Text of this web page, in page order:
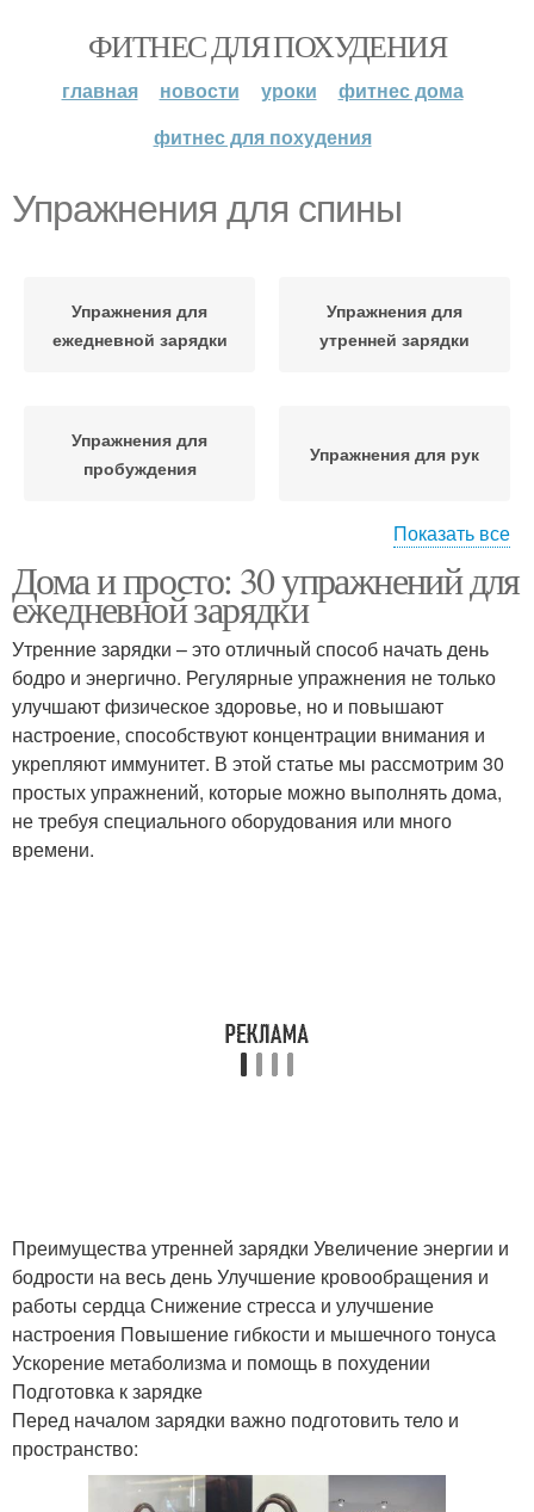
ФИТНЕС ДЛЯ ПОХУДЕНИЯ
главная новости уроки
фитнес дома
фитнес для похудения
Упражнения для спины
Упражнения для
ежедневной зарядки
Упражнения для
утренней зарядки
Упражнения для
пробуждения
Упражнения для рук
Упражнения для пресса Простые упражнения
Упражнения для
зарядки
Упражнения из списка
Упражнения для живота
Жир на спине Жир со спины
фитнес упражнения
Упражнения для
лопаток
Показать все
Дома и просто: 30 упражнений для
ежедневной зарядки
Утренние зарядки – это отличный способ начать день
бодро и энергично. Регулярные упражнения не только
улучшают физическое здоровье, но и повышают
настроение, способствуют концентрации внимания и
укрепляют иммунитет. В этой статье мы рассмотрим 30
простых упражнений, которые можно выполнять дома,
не требуя специального оборудования или много
времени.
Преимущества утренней зарядки Увеличение энергии и
бодрости на весь день Улучшение кровообращения и
работы сердца Снижение стресса и улучшение
настроения Повышение гибкости и мышечного тонуса
Ускорение метаболизма и помощь в похудении
Подготовка к зарядке
Перед началом зарядки важно подготовить тело и
пространство: